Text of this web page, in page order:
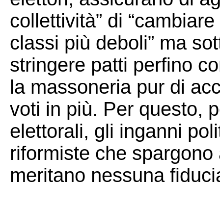
collettività” di
classi più deboli” ma
stringere patti perfino
la massoneria pur di
voti in più. Per questo,
elettorali, gli inganni
riformiste che
meritano nessuna